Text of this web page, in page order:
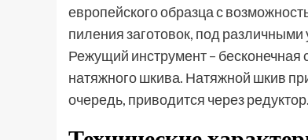
европейского образца с
пиления заготовок, под
Режущий инструмент –
натяжного шкива. Натяжной шкив
очередь, приводится через редуктор.